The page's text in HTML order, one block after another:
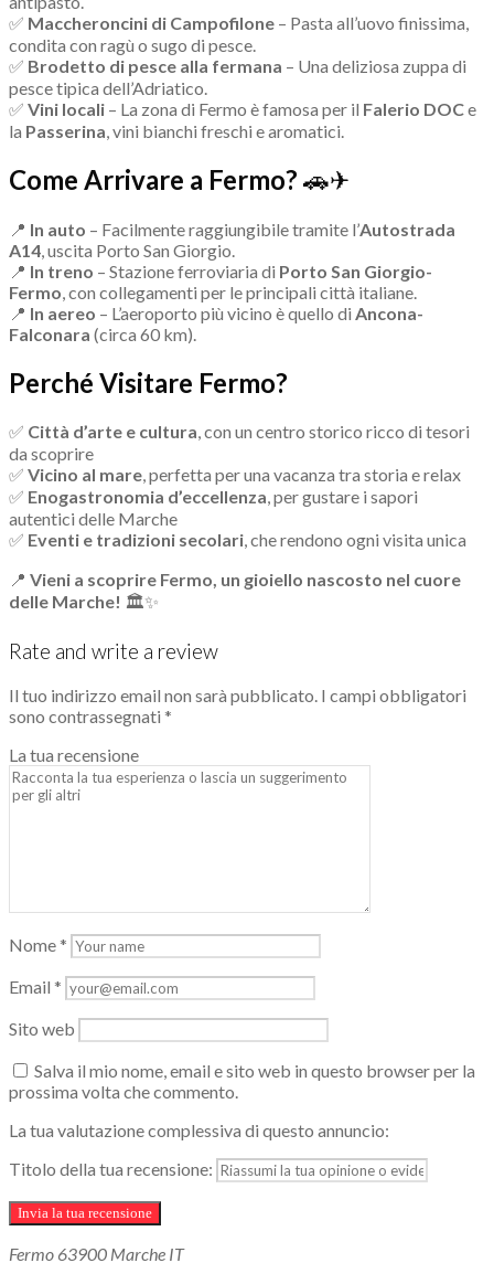
✅ Maccheroncini di Campofilone – Pasta all’uovo finissima,
condita con ragù o sugo di pesce.
✅ Brodetto di pesce alla fermana – Una deliziosa zuppa di
pesce tipica dell’Adriatico.
✅ Vini locali – La zona di Fermo è famosa per il Falerio DOCe
la Passerina, vini bianchi freschi e aromatici.
Come Arrivare a Fermo? 🚗✈️
📍 In auto – Facilmente raggiungibile tramite l’Autostrada
A14, uscita Porto San Giorgio.
📍 In treno – Stazione ferroviaria di Porto San Giorgio-
Fermo, con collegamenti per le principali città italiane.
📍 In aereo – L’aeroporto più vicino è quello di Ancona-
Falconara (circa 60 km).
Perché Visitare Fermo?
✅ Città d’arte e cultura , con un centro storico ricco di tesori
da scoprire
✅ Vicino al mare , perfetta per una vacanza tra storia e relax
✅ Enogastronomia d’eccellenza , per gustare i sapori
autentici delle Marche
✅ Eventi e tradizioni secolari , che rendono ogni visita unica
📍 Vieni a scoprire Fermo, un gioiello nascosto nel cuore
delle Marche! 🏛✨
Rate and write a review
Il tuo indirizzo email non sarà pubblicato. I campi obbligatori
sono contrassegnati *
La tua recensione
Nome*
Email *
Sito web
Salva il mio nome, email e sito web in questo browser per la
prossima volta che commento.
La tua valutazione complessiva di questo annuncio:
Titolo della tua recensione:
Fermo 63900 Marche IT